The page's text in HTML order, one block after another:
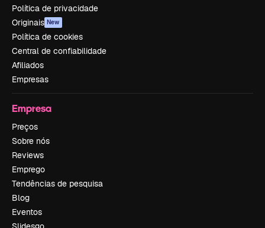
Política de privacidade
Originais New
Política de cookies
Central de confiabilidade
Afiliados
Empresas
Empresa
Preços
Sobre nós
Reviews
Emprego
Tendências de pesquisa
Blog
Eventos